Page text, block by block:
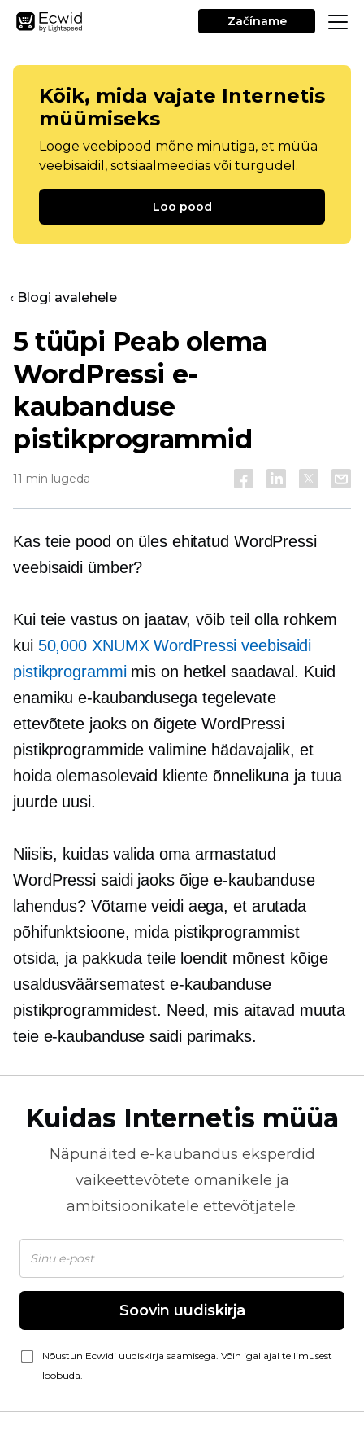
Začíname
Kõik, mida vajate Internetis
müümiseks
Looge veebipood mõne minutiga, et müüa
veebisaidil, sotsiaalmeedias või turgudel.
Loo pood
‹ Blogi avalehele
5 tüüpi Peab olema
WordPressi e-
kaubanduse
pistikprogrammid
11 min lugeda
Kas teie pood on üles ehitatud WordPressi
veebisaidi ümber?
Kui teie vastus on jaatav, võib teil olla rohkem
kui 50,000 XNUMX WordPressi veebisaidi
pistikprogrammimis on hetkel saadaval. Kuid
enamiku e-kaubandusega tegelevate
ettevõtete jaoks on õigete WordPressi
pistikprogrammide valimine hädavajalik, et
hoida olemasolevaid kliente õnnelikuna ja tuua
juurde uusi.
Niisiis, kuidas valida oma armastatud
WordPressi saidi jaoks õige e-kaubanduse
lahendus? Võtame veidi aega, et arutada
põhifunktsioone, mida pistikprogrammist
otsida, ja pakkuda teile loendit mõnest kõige
usaldusväärsematest e-kaubanduse
pistikprogrammidest. Need, mis aitavad muuta
teie e-kaubanduse saidi parimaks.
Kuidas Internetis müüa
Näpunäited e-kaubandus eksperdid
väikeettevõtete omanikele ja
ambitsioonikatele ettevõtjatele.
Soovin uudiskirja
Nõustun Ecwidi uudiskirja saamisega. Võin igal ajal tellimusest
loobuda.